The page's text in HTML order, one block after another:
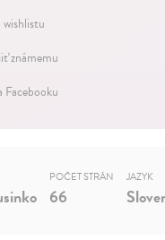
známemu
Facebooku
POČET STRÁN
66
JAZYK